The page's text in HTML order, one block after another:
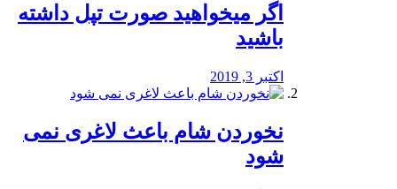
اگر میخواهید صورت تپل داشته
باشید
اکتبر 3, 2019
نخوردن شام باعث لاغری نمی
‌شود